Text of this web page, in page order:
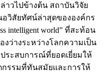
วไปข้างต้น สถาบันวิจัย
อวิสัยทัศน์ล่าสุดขององค์กร
intelligent world” ที่สะท้อน
ว่างระหว่างโลกความเป็น
ระสบการณ์ที่ยอดเยี่ยมให้
รรมที่ทันสมัยและการให้